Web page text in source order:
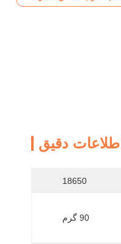
اطلاعات دقیق
18650
90 گرم